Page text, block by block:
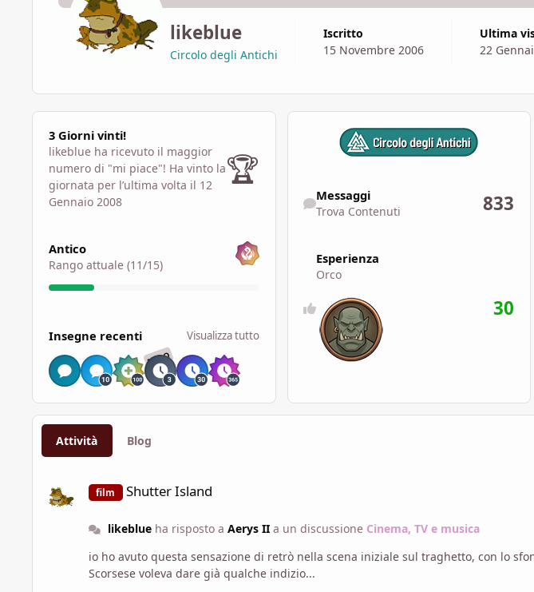
likeblue
Circolo degli Antichi
Iscritto
15 Novembre 2006
Ultima
22
3 Giorni vinti!
3 Giorni vinti!
likeblue ha ricevuto il maggior
numero di "mi piace"! Ha vinto la
giornata per l’ultima volta il 12
Gennaio 2008
🏆
Antico
Rango attuale (11/15)
Insegne recenti Visualizza tutto
RARO
Messaggi
Trova Contenuti 833
Esperienza
Orco
30
Attività Blog
film Shutter Island
likeblueha risposto a Aerys IIa un discussione Cinema, TV e musica
io ho avuto questa sensazione di retrò nella scena iniziale sul traghetto, con lo
Scorsese voleva dare già qualche indizio...